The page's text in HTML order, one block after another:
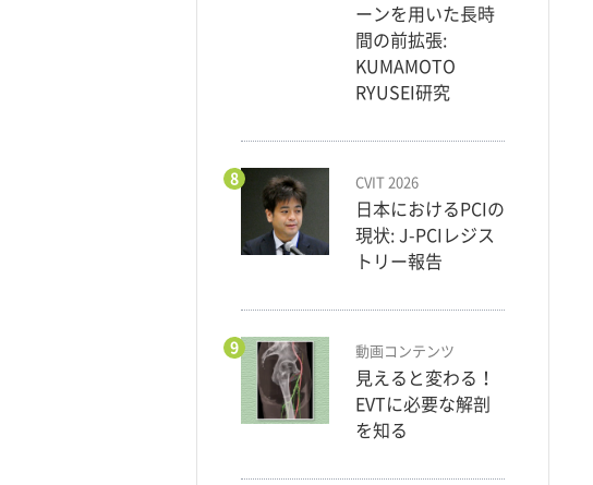
ーンを用いた長時
間の前拡張:
KUMAMOTO
RYUSEI研究
8 CVIT 2026
日本におけるPCIの
現状: J-PCIレジス
トリー報告
9 動画コンテンツ
見えると変わる！
EVTに必要な解剖
を知る